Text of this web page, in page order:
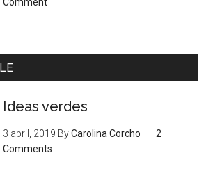
Ideas verdes
3 abril, 2019 ByCarolina Corcho
2
Comments